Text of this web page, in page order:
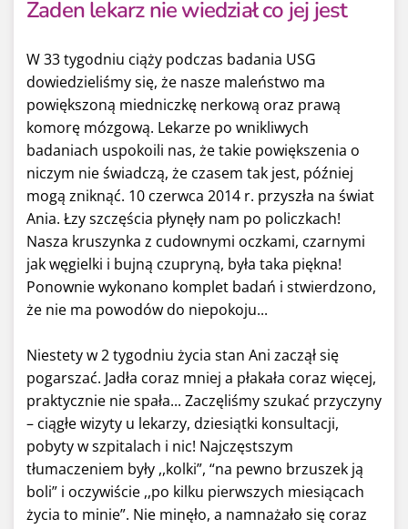
Żaden lekarz nie wiedział co jej jest
W 33 tygodniu ciąży podczas badania USG
dowiedzieliśmy się, że nasze maleństwo ma
powiększoną miedniczkę nerkową oraz prawą
komorę mózgową. Lekarze po wnikliwych
badaniach uspokoili nas, że takie powiększenia o
niczym nie świadczą, że czasem tak jest, później
mogą zniknąć. 10 czerwca 2014 r. przyszła na świat
Ania. Łzy szczęścia płynęły nam po policzkach!
Nasza kruszynka z cudownymi oczkami, czarnymi
jak węgielki i bujną czupryną, była taka piękna!
Ponownie wykonano komplet badań i stwierdzono,
że nie ma powodów do niepokoju...
Niestety w 2 tygodniu życia stan Ani zaczął się
pogarszać. Jadła coraz mniej a płakała coraz więcej,
praktycznie nie spała... Zaczęliśmy szukać przyczyny
– ciągłe wizyty u lekarzy, dziesiątki konsultacji,
pobyty w szpitalach i nic! Najczęstszym
tłumaczeniem były ,,kolki”, “na pewno brzuszek ją
boli” i oczywiście ,,po kilku pierwszych miesiącach
życia to minie”. Nie minęło, a namnażało się coraz